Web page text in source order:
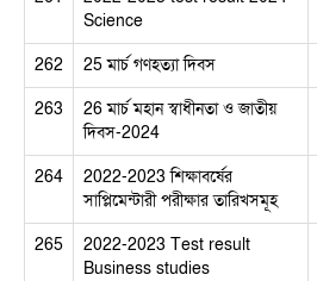
Science
262 25 মার্চ গণহত্যা দিবস
263
26 মার্চ মহান স্বাধীনতা ও জাতীয়
দিবস-2024
264
2022-2023 শিক্ষাবর্ষের
সাপ্লিমেন্টারী পরীক্ষার তারিখসমূহ
265
2022-2023 Test result
Business studies